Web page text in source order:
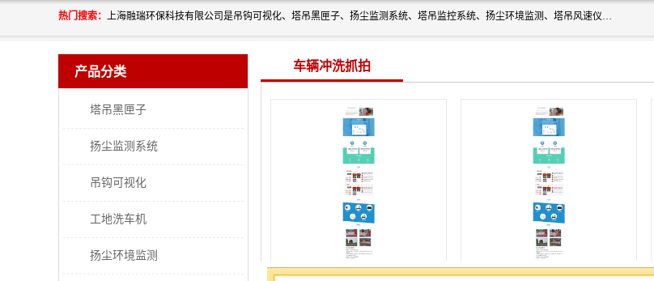
热门搜索： 上海融瑞环保科技有限公司是吊钩可视化、塔吊黑匣子、扬尘监测系统、塔吊监控系统、扬尘环境监测、塔吊风速仪、楼层呼叫器、主令控制器、人脸识别、风速仪等一系列环保设备的研发生产销售为一体的专业化公司。
产品分类
塔吊黑匣子
扬尘监测系统
吊钩可视化
工地洗车机
扬尘环境监测
车辆冲洗抓拍